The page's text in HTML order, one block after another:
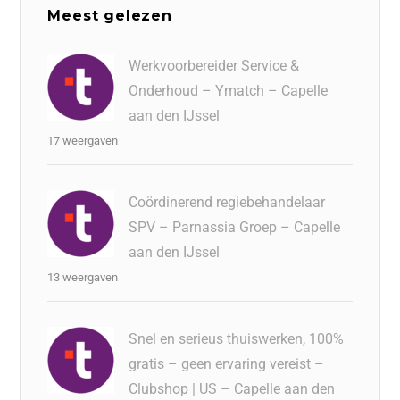
Meest gelezen
Werkvoorbereider Service &
Onderhoud – Ymatch – Capelle
aan den IJssel
17 weergaven
Coördinerend regiebehandelaar
SPV – Parnassia Groep – Capelle
aan den IJssel
13 weergaven
Snel en serieus thuiswerken, 100%
gratis – geen ervaring vereist –
Clubshop | US – Capelle aan den